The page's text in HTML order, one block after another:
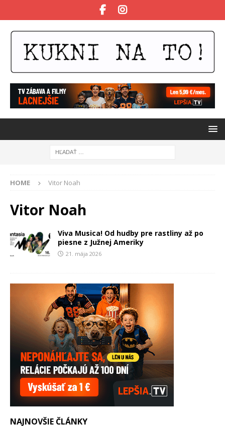
HOME Vitor Noah
Vitor Noah
Viva Musica! Od hudby pre rastliny až po
piesne z Južnej Ameriky
21. mája 2026
NAJNOVŠIE ČLÁNKY